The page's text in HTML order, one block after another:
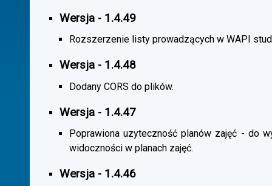
Wersja - 1.4.49
Rozszerzenie listy prowadzących w WAPI
Wersja - 1.4.48
Dodany CORS do plików.
Wersja - 1.4.47
Poprawiona uzyteczność planów zajęć - do
widoczności w planach zajęć.
Wersja - 1.4.46